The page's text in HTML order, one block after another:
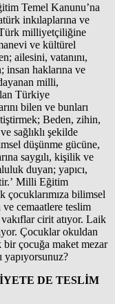
Temel Kanunu’na
inkılaplarına ve
Türk milliyetçiliğine
ve kültürel
ailesini, vatanını,
insan haklarına ve
milli,
Türkiye
bilen ve bunları
Beden, zihin,
sağlıklı şekilde
düşünme gücüne,
saygılı, kişilik ve
duyan; yapıcı,
Milli Eğitim
çocuklarımıza bilimsel
cemaatlere teslim
cirit atıyor. Laik
Çocuklar okuldan
bir çocuğa maket mezar
yapıyorsunuz?
DE TESLİM